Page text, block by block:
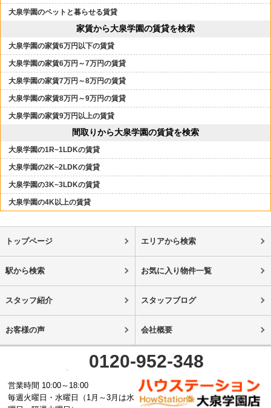
大泉学園のペットと暮らせる賃貸
家賃から大泉学園の賃貸を検索
大泉学園の家賃6万円以下の賃貸
大泉学園の家賃6万円～7万円の賃貸
大泉学園の家賃7万円～8万円の賃貸
大泉学園の家賃8万円～9万円の賃貸
大泉学園の家賃9万円以上の賃貸
間取りから大泉学園の賃貸を検索
大泉学園の1R~1LDKの賃貸
大泉学園の2K~2LDKの賃貸
大泉学園の3K~3LDKの賃貸
大泉学園の4K以上の賃貸
トップページ エリアから検索
駅から検索 お気に入り物件一覧
スタッフ紹介 スタッフブログ
お客様の声 会社概要
0120-952-348
営業時間 10:00～18:00
毎週火曜日・水曜日（1月～3月は水